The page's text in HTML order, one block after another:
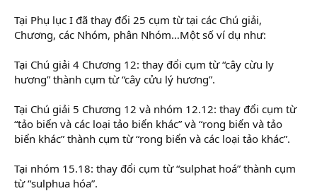
Tại Phụ lục I đã thay đổi 25 cụm từ tại các Chú giải,
Chương, các Nhóm, phân Nhóm…Một số ví dụ như:
Tại Chú giải 4 Chương 12: thay đổi cụm từ “cây cừu ly
hương” thành cụm từ “cây cửu lý hương”.
Tại Chú giải 5 Chương 12 và nhóm 12.12: thay đổi cụm từ
“tảo biển và các loại tảo biển khác” và “rong biển và tảo
biển khác” thành cụm từ “rong biển và các loại tảo khác”.
Tại nhóm 15.18: thay đổi cụm từ “sulphat hoá” thành cụm
từ “sulphua hóa”.